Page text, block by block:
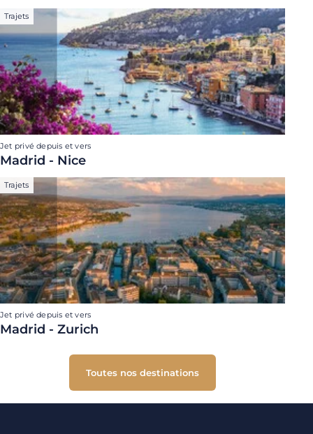
Trajets
Jet privé depuis et vers
Madrid - Nice
Trajets
Jet privé depuis et vers
Madrid - Zurich
Toutes nos destinations